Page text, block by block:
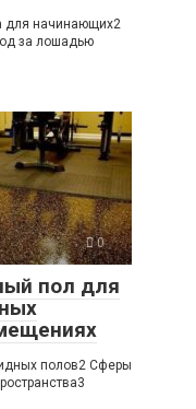
для начинающих2
за лошадью
0
пол для
полов2 Сферы